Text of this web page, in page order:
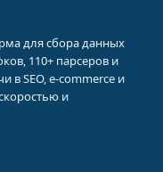
для сбора данных
110+ парсеров и
в SEO, e-commerce и
и